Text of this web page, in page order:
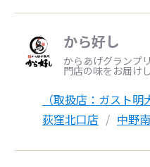
から好し
からあげグランプ
門店の味をお届けし
（取扱店：ガスト明
荻窪北口店
中野